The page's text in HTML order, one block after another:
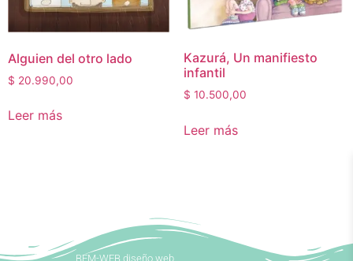
Alguien del otro lado
$ 20.990,00
Leer más
Kazurá, Un manifiesto
infantil
$ 10.500,00
Leer más
BEM-WEB diseño web.